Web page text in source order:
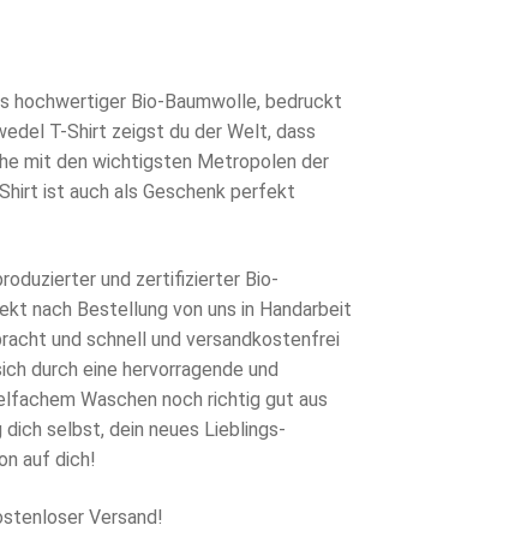
hochwertiger Bio-Baumwolle, bedruckt
T-Shirt zeigst du der Welt, dass
mit den wichtigsten Metropolen der
ist auch als Geschenk perfekt
und zertifizierter Bio-
nach Bestellung von uns in Handarbeit
und schnell und versandkostenfrei
durch eine hervorragende und
Waschen noch richtig gut aus
selbst, dein neues Lieblings-
auf dich!
Versand!